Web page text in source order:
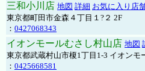
三和小川店 地図 詳細 お気に入り店
東京都町田市金森４丁目１?２ 2F
： 0427068343
イオンモールむさし村山店 地図
東京都武蔵村山市榎1丁目1-3 イオンモ
： 0425668581